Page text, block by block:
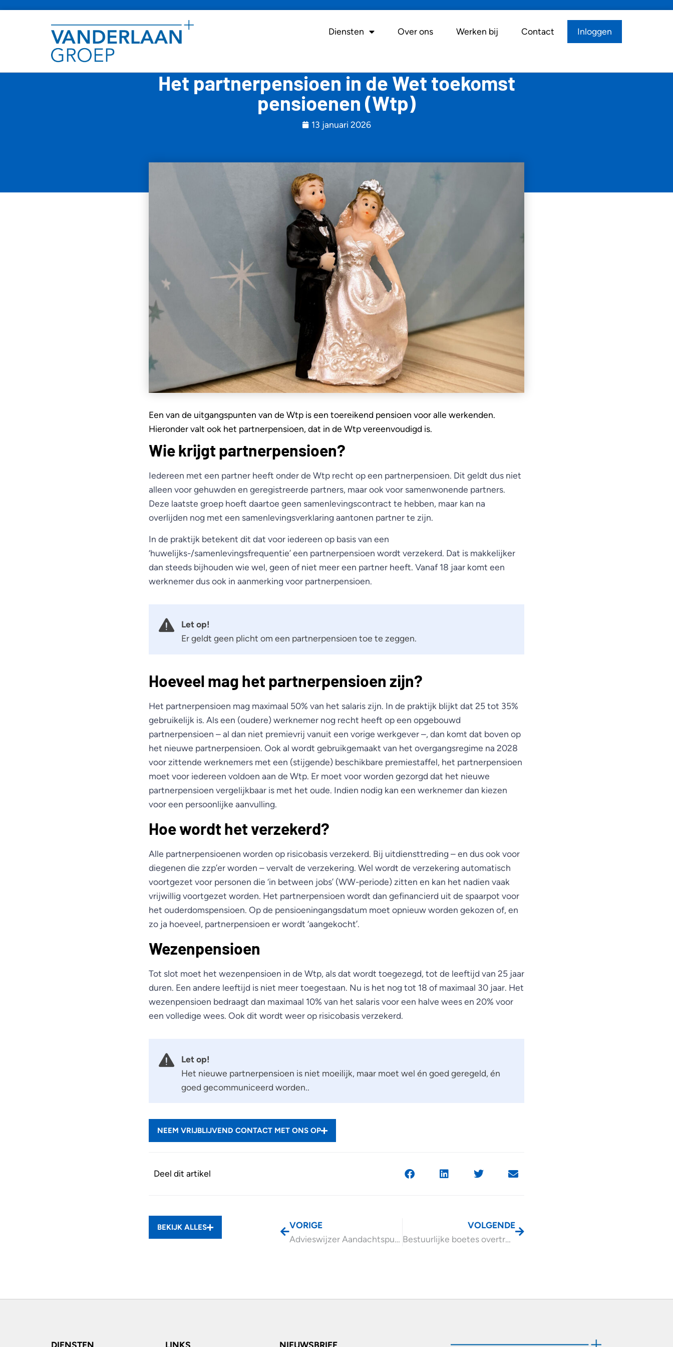
Diensten Over ons Werken bij Contact Inloggen
Het partnerpensioen in de Wet toekomst
pensioenen (Wtp)
13 januari 2026
Een van de uitgangspunten van de Wtp is een toereikend pensioen voor alle werkenden.
Hieronder valt ook het partnerpensioen, dat in de Wtp vereenvoudigd is.
Wie krijgt partnerpensioen?
Iedereen met een partner heeft onder de Wtp recht op een partnerpensioen. Dit geldt dus niet
alleen voor gehuwden en geregistreerde partners, maar ook voor samenwonende partners.
Deze laatste groep hoeft daartoe geen samenlevingscontract te hebben, maar kan na
overlijden nog met een samenlevingsverklaring aantonen partner te zijn.
In de praktijk betekent dit dat voor iedereen op basis van een
‘huwelijks-/samenlevingsfrequentie’ een partnerpensioen wordt verzekerd. Dat is makkelijker
dan steeds bijhouden wie wel, geen of niet meer een partner heeft. Vanaf 18 jaar komt een
werknemer dus ook in aanmerking voor partnerpensioen.
Let op!
Er geldt geen plicht om een partnerpensioen toe te zeggen.
Hoeveel mag het partnerpensioen zijn?
Het partnerpensioen mag maximaal 50% van het salaris zijn. In de praktijk blijkt dat 25 tot 35%
gebruikelijk is. Als een (oudere) werknemer nog recht heeft op een opgebouwd
partnerpensioen – al dan niet premievrij vanuit een vorige werkgever –, dan komt dat boven op
het nieuwe partnerpensioen. Ook al wordt gebruikgemaakt van het overgangsregime na 2028
voor zittende werknemers met een (stijgende) beschikbare premiestaffel, het partnerpensioen
moet voor iedereen voldoen aan de Wtp. Er moet voor worden gezorgd dat het nieuwe
partnerpensioen vergelijkbaar is met het oude. Indien nodig kan een werknemer dan kiezen
voor een persoonlijke aanvulling.
Hoe wordt het verzekerd?
Alle partnerpensioenen worden op risicobasis verzekerd. Bij uitdiensttreding – en dus ook voor
diegenen die zzp’er worden – vervalt de verzekering. Wel wordt de verzekering automatisch
voortgezet voor personen die ‘in between jobs’ (WW-periode) zitten en kan het nadien vaak
vrijwillig voortgezet worden. Het partnerpensioen wordt dan gefinancierd uit de spaarpot voor
het ouderdomspensioen. Op de pensioeningangsdatum moet opnieuw worden gekozen of, en
zo ja hoeveel, partnerpensioen er wordt ‘aangekocht’.
Wezenpensioen
Tot slot moet het wezenpensioen in de Wtp, als dat wordt toegezegd, tot de leeftijd van 25 jaar
duren. Een andere leeftijd is niet meer toegestaan. Nu is het nog tot 18 of maximaal 30 jaar. Het
wezenpensioen bedraagt dan maximaal 10% van het salaris voor een halve wees en 20% voor
een volledige wees. Ook dit wordt weer op risicobasis verzekerd.
Let op!
Het nieuwe partnerpensioen is niet moeilijk, maar moet wel én goed geregeld, én
goed gecommuniceerd worden..
NEEM VRIJBLIJVEND CONTACT MET ONS OP
Deel dit artikel
BEKIJK ALLES
VORIGE
Advieswijzer Aandachtspunten werken met zelfstandigen
VOLGENDE
Bestuurlijke boetes overtreding registratieplicht UBO’s